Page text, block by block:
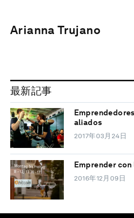
Arianna Trujano
最新記事
aliados
2017年03月24日
Emprender
2016年12月09日